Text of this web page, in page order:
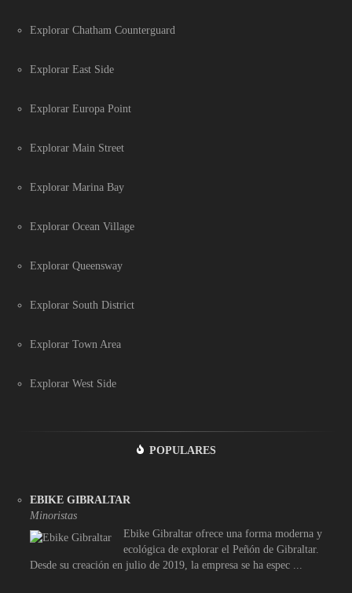
Explorar Chatham Counterguard
Explorar East Side
Explorar Europa Point
Explorar Main Street
Explorar Marina Bay
Explorar Ocean Village
Explorar Queensway
Explorar South District
Explorar Town Area
Explorar West Side
POPULARES
EBIKE GIBRALTAR
Minoristas
Ebike Gibraltar ofrece una forma moderna y
ecológica de explorar el Peñón de Gibraltar.
Desde su creación en julio de 2019, la empresa se ha espec ...